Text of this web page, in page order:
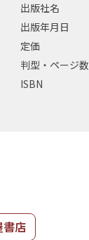
出版社名
出版年月日
定価
判型・ページ数
ISBN
書店